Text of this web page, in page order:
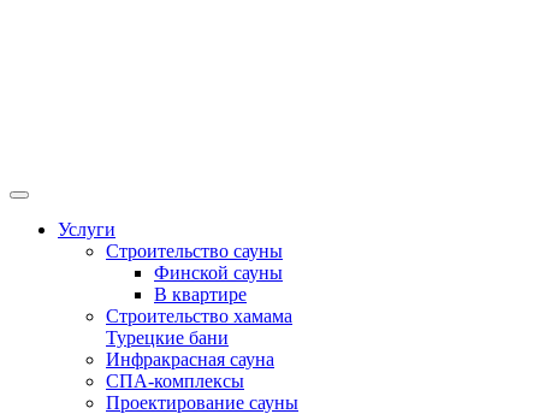
Услуги
Строительство сауны
Финской сауны
В квартире
Строительство хамама
Турецкие бани
Инфракрасная сауна
СПА-комплексы
Проектирование сауны